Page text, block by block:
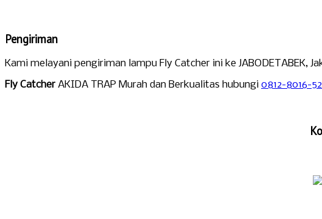
Pengiriman
Kami melayani pengiriman lampu Fly Catcher ini ke JABODETABEK,
Fly Catcher AKIDA TRAP Murah dan Berkualitas hubungi 0812-8016-